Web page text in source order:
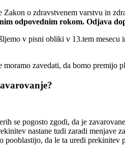
o zdravstvenem varstvu in
odpovednim rokom. Odjava
v pisni obliki v 13.tem mesecu
zavedati, da bomo premijo
se pogosto zgodi, da je
nastane tudi zaradi menjave
da le ta uredi prekinitev